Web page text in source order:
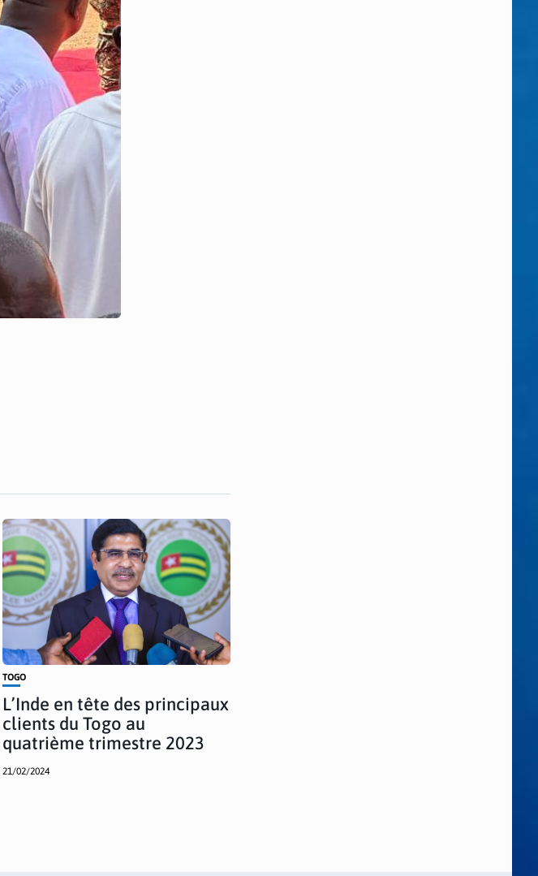
TOGO
L’Inde en tête des principaux
clients du Togo au
quatrième trimestre 2023
21/02/2024